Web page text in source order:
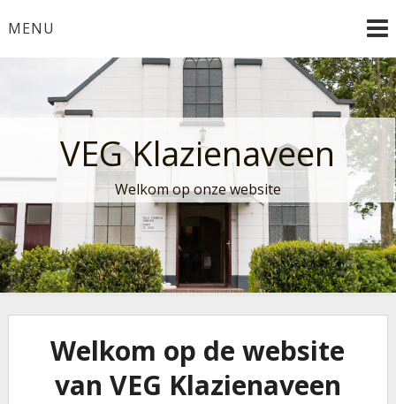
naar
MENU
VEG Klazienaveen
Welkom op onze website
Welkom op de website
van VEG Klazienaveen